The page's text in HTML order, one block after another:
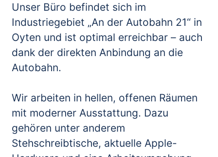
Unser Büro befindet sich im
Industriegebiet „An der Autobahn 21“ in
Oyten und ist optimal erreichbar – auch
dank der direkten Anbindung an die
Autobahn.
Wir arbeiten in hellen, offenen Räumen
mit moderner Ausstattung. Dazu
gehören unter anderem
Stehschreibtische, aktuelle Apple-